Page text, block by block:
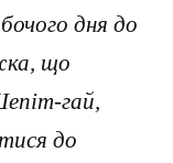
дня до
що
гай,
до